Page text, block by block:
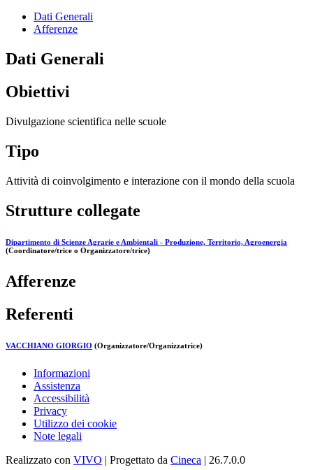
Dati Generali
Afferenze
Dati Generali
Obiettivi
Divulgazione scientifica nelle scuole
Tipo
Attività di coinvolgimento e interazione con il mondo della scuola
Strutture collegate
Dipartimento di Scienze Agrarie e Ambientali - Produzione, Territorio, Agroenergia
(Coordinatore/trice o Organizzatore/trice)
Afferenze
Referenti
VACCHIANO GIORGIO (Organizzatore/Organizzatrice)
Informazioni
Assistenza
Accessibilità
Privacy
Utilizzo dei cookie
Note legali
Realizzato con VIVO | Progettato da Cineca | 26.7.0.0